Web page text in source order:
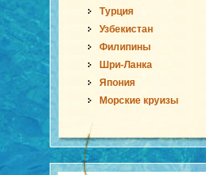
Турция
Узбекистан
Филипины
Шри-Ланка
Япония
Морские круизы